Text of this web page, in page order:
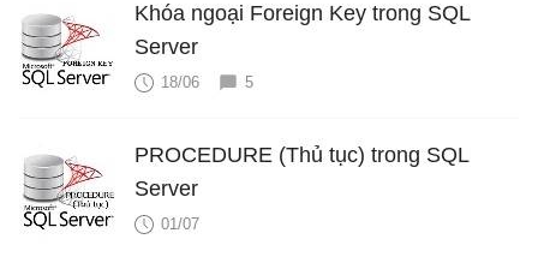
Khóa ngoại Foreign Key trong SQL
Server
18/06 5
PROCEDURE (Thủ tục) trong SQL
Server
01/07